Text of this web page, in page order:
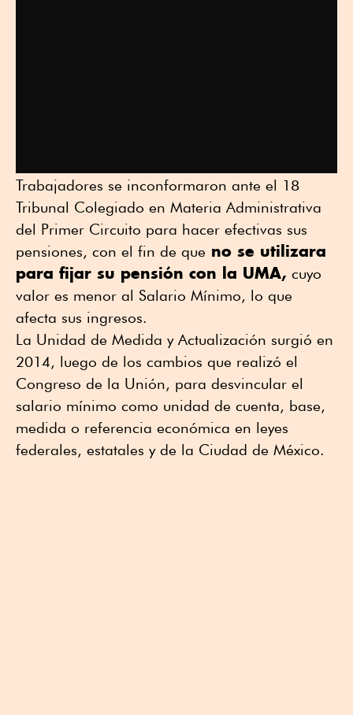
Trabajadores se inconformaron ante el 18
Tribunal Colegiado en Materia Administrativa
del Primer Circuito para hacer efectivas sus
pensiones, con el fin de que no se utilizara
para fijar su pensión con la UMA, cuyo
valor es menor al Salario Mínimo, lo que
afecta sus ingresos.
La Unidad de Medida y Actualización surgió en
2014, luego de los cambios que realizó el
Congreso de la Unión, para desvincular el
salario mínimo como unidad de cuenta, base,
medida o referencia económica en leyes
federales, estatales y de la Ciudad de México.